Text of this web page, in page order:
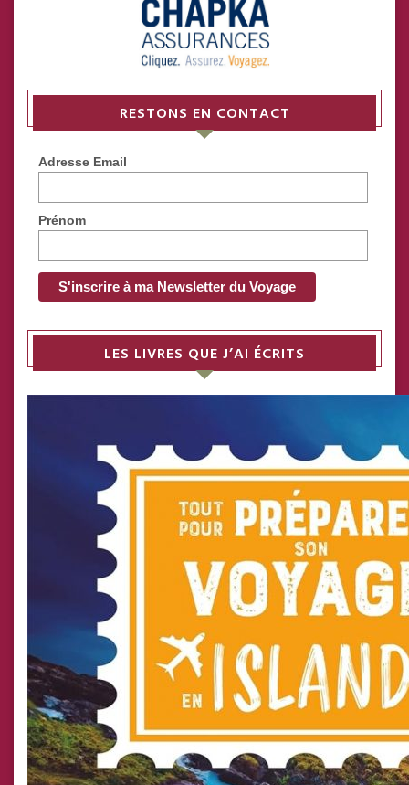
RESTONS EN CONTACT
Adresse Email
Prénom
LES LIVRES QUE J’AI ÉCRITS